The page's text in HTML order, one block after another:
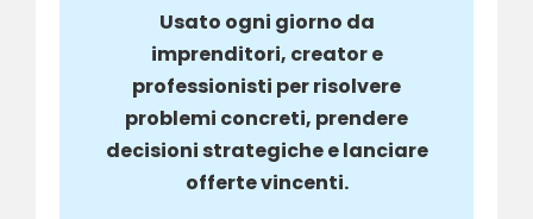
Usato ogni giorno da
imprenditori, creator e
professionisti per risolvere
problemi concreti, prendere
decisioni strategiche e lanciare
offerte vincenti.